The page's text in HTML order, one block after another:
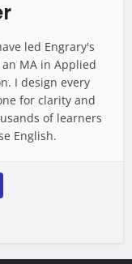
led Engrary's
MA in Applied
I design every
for clarity and
of learners
English.